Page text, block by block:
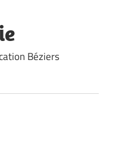
Béziers